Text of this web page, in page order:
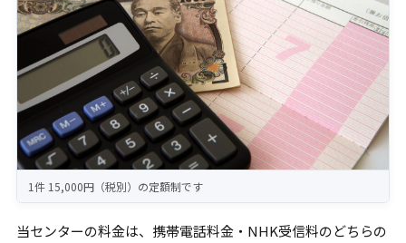
1件 15,000円（税別）の定額制です
当センターの料金は、携帯電話料金・NHK受信料のどちらの